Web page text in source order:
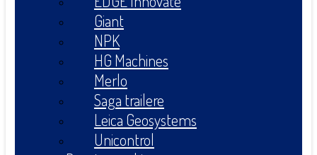
Giant
NPK
HG Machines
Merlo
Saga trailere
Leica Geosystems
Unicontrol